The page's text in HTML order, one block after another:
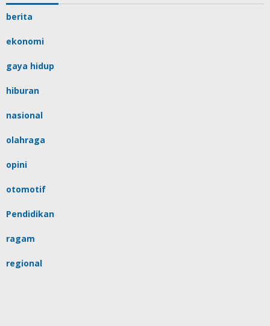
berita
ekonomi
gaya hidup
hiburan
nasional
olahraga
opini
otomotif
Pendidikan
ragam
regional